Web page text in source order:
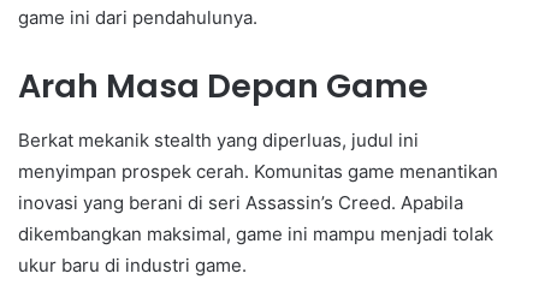
game ini dari pendahulunya.
Arah Masa Depan Game
Berkat mekanik stealth yang diperluas, judul ini
menyimpan prospek cerah. Komunitas game menantikan
inovasi yang berani di seri Assassin’s Creed. Apabila
dikembangkan maksimal, game ini mampu menjadi tolak
ukur baru di industri game.